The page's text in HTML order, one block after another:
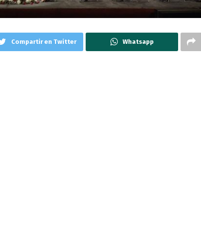
Compartir en Twitter Whatsapp